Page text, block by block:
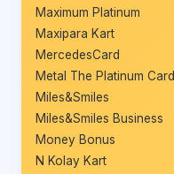
Maximum Platinum
Maxipara Kart
MercedesCard
Metal The Platinum Card
Miles&Smiles
Miles&Smiles Business
Money Bonus
N Kolay Kart